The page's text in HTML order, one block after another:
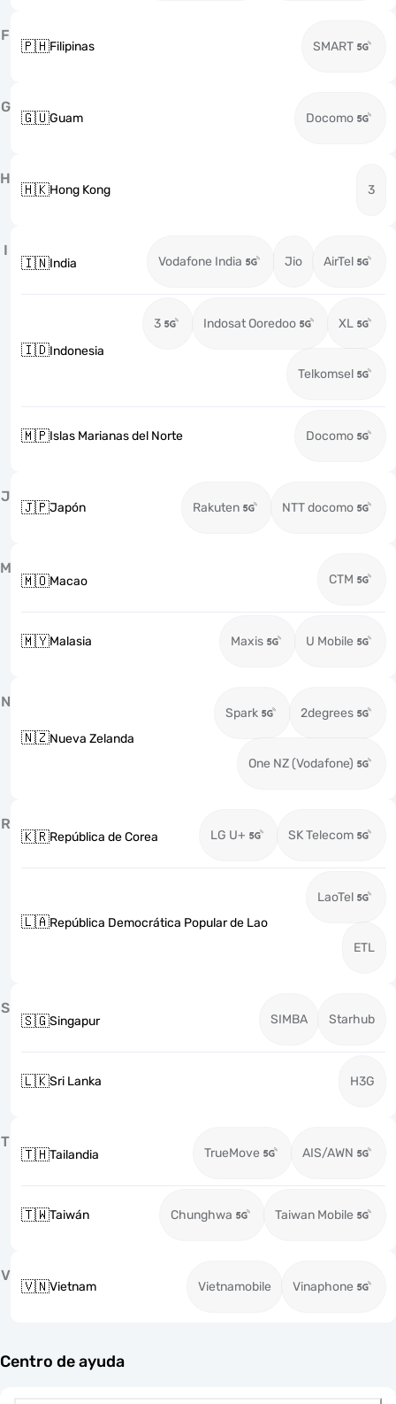
F
🇵🇭Filipinas SMART
G
🇬🇺Guam Docomo
H
🇭🇰Hong Kong 3
I
🇮🇳India Vodafone India Jio AirTel
🇮🇩Indonesia
3 Indosat Ooredoo XL
Telkomsel
🇲🇵Islas Marianas del Norte Docomo
J
🇯🇵Japón Rakuten NTT docomo
M
🇲🇴Macao CTM
🇲🇾Malasia Maxis U Mobile
N
🇳🇿Nueva Zelanda
Spark 2degrees
One NZ (Vodafone)
R
🇰🇷República de Corea LG U+ SK Telecom
🇱🇦República Democrática Popular de Lao
LaoTel
ETL
S
🇸🇬Singapur SIMBA Starhub
🇱🇰Sri Lanka H3G
T
🇹🇭Tailandia TrueMove AIS/AWN
🇹🇼Taiwán Chunghwa Taiwan Mobile
V
🇻🇳Vietnam Vietnamobile Vinaphone
Centro de ayuda